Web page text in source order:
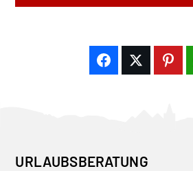
URLAUBSBERATUNG